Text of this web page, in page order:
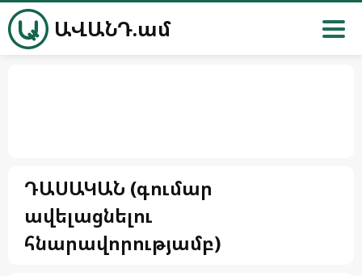
ԱՎԱՆԴ.ամ
ԴԱՍԱԿԱՆ (գումար
ավելացնելու
հնարավորությամբ)